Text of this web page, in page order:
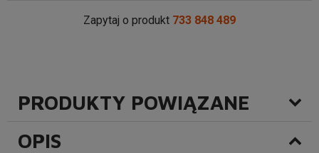
Zapytaj o produkt 733 848 489
PRODUKTY POWIĄZANE
OPIS